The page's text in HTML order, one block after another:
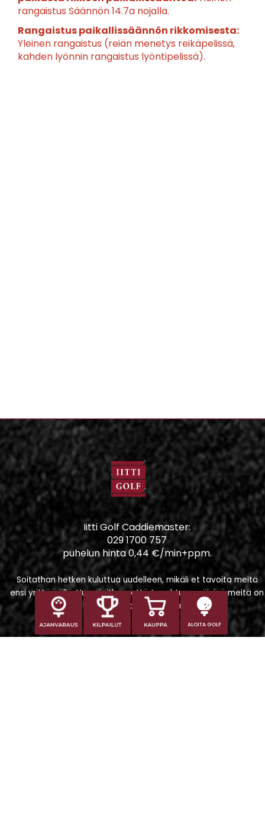
ALOITA GOLF
rangaistus Säännön 14.7a nojalla.
Rangaistus paikallissäännön rikkomisesta:
Yleinen rangaistus (reiän menetys reikäpelissä,
kahden lyönnin rangaistus lyöntipelissä).
Iitti Golf Caddiemaster:
029 1700 757
puhelun hinta 0,44 €/min+ppm.
Soitathan hetken kuluttua uudelleen, mikäli et tavoita meitä
ensi yrittämällä. Huomioithan, että tapahtumapäivinä meitä on
vaikeampi tavoittaa puhelimitse.
Iitti Golf Niskaportti